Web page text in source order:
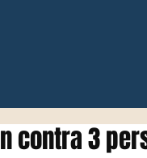
contra 3